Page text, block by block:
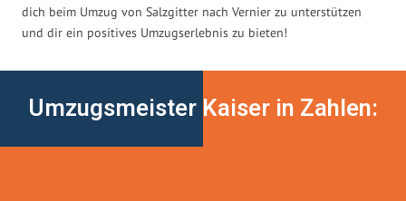
dich beim Umzug von Salzgitter nach Vernier zu unterstützen
und dir ein positives Umzugserlebnis zu bieten!
Umzugsmeister Kaiser in Zahlen: